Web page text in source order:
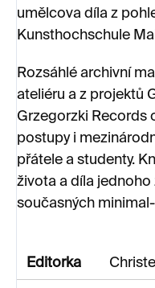
umělcova díla z
Kunsthochschule
Rozsáhlé archivní
ateliéru a z projektů
Grzegorzki Records
postupy i
přátele a studenty.
života a díla jednoho
současných
Editorka